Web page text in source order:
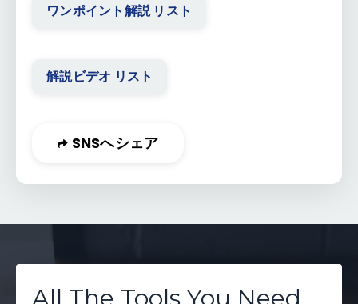
ワンポイント解説 リスト
解説ビデオ リスト
SNSへシェア
All The Tools You Need